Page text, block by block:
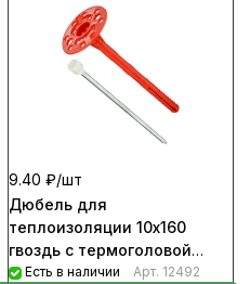
9.40 ₽/шт
Дюбель для
теплоизоляции 10х160
гвоздь с термоголовой
(500шт/уп) IZL-T
Есть в наличии Арт. 12492